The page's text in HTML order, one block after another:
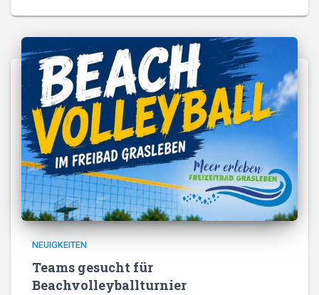
NEUIGKEITEN
Teams gesucht für
Beachvolleyballturnier